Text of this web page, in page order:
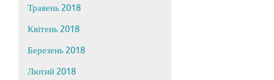
Травень 2018
Квітень 2018
Березень 2018
Лютий 2018